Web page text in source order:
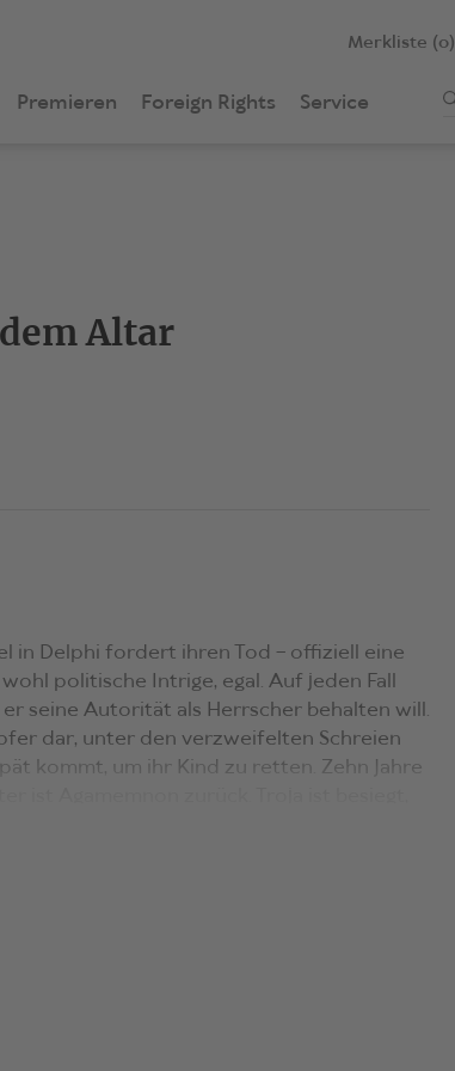
Merkliste (0)
Premieren Foreign Rights Service
Altar
in Delphi fordert ihren Tod – offiziell eine
politische Intrige, egal. Auf jeden Fall
seine Autorität als Herrscher behalten will.
dar, unter den verzweifelten Schreien
kommt, um ihr Kind zu retten. Zehn Jahre
er die Prophetin Kassandra,
und politischem Kalkül finden sich
in der das Schicksal von Frauen